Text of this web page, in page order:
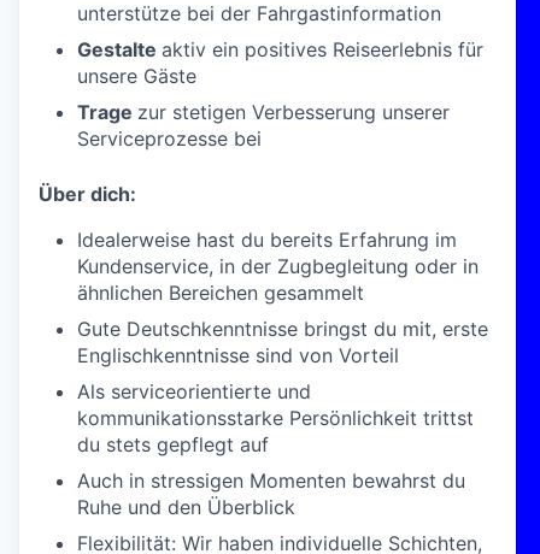
unterstütze bei der Fahrgastinformation
Gestalte aktiv ein positives Reiseerlebnis für
unsere Gäste
Trage zur stetigen Verbesserung unserer
Serviceprozesse bei
Über dich:
Idealerweise hast du bereits Erfahrung im
Kundenservice, in der Zugbegleitung oder in
ähnlichen Bereichen gesammelt
Gute Deutschkenntnisse bringst du mit, erste
Englischkenntnisse sind von Vorteil
Als serviceorientierte und
kommunikationsstarke Persönlichkeit trittst
du stets gepflegt auf
Auch in stressigen Momenten bewahrst du
Ruhe und den Überblick
Flexibilität: Wir haben individuelle Schichten,